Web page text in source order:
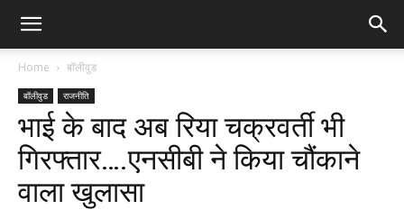
Home बॉलीवुड
बॉलीवुड राजनीति
भाई के बाद अब रिया चक्रवर्ती भी
गिरफ्तार….एनसीबी ने किया चौंकाने
वाला खुलासा